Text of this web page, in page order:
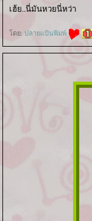
เฮ้ย..นี่มันหวยนี่หว่า
ดย: ปลายแป้นพิมพ์